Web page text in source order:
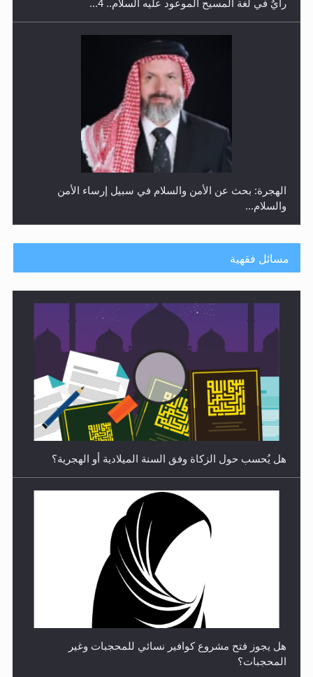
الهجرة: بحث عن الأمن والسلام في سبيل إرساء الأمن
رأيٌ في لغة المسيح الموعود عليه السلام ..«3» نظرة في
شعر المسيح الموعود عليه السلام.....
**الحصن الحصين من وساوس المعارضين ...**...
مسائل فقهية
هل يُحسب حول الزكاة وفق السنة الميلادية أو الهجرية؟
هل يجوز فتح مشروع كوافير نسائي للمحجبات وغير